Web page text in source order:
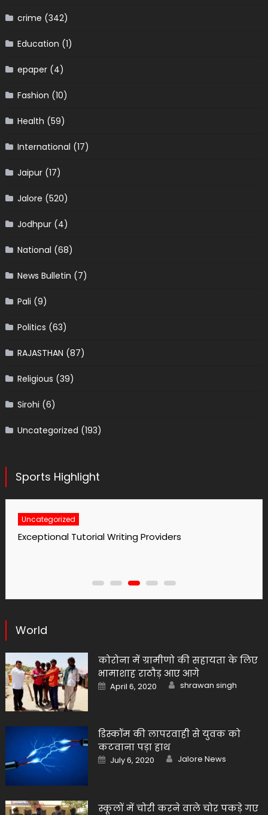
crime (342)
Education (1)
epaper(4)
Fashion (10)
Health (59)
International (17)
Jaipur(17)
Jalore (520)
Jodhpur(4)
National (68)
News Bulletin (7)
Pali (9)
Politics (63)
RAJASTHAN (87)
Religious (39)
Sirohi (6)
Uncategorized (193)
Sports Highlight
Uncategorized
No1 Essay Writing Service Grabmyessay Com
World
कोरोना में ग्रामीणो की सहायता के लिए
भामाशाह राठौड़ आए आगे
Posted
on
April 6, 2020 Author
shrawan singh
डिस्कॉम की लापरवाही से युवक को
कटवाना पड़ा हाथ
Posted
on
July 6, 2020 Author
Jalore News
स्कूलों में चोरी करने वाले चोर पकड़े गए